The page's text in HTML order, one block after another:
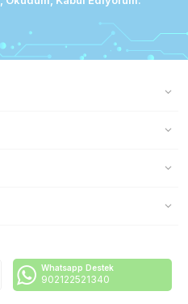
Whatsapp Destek
902122521340